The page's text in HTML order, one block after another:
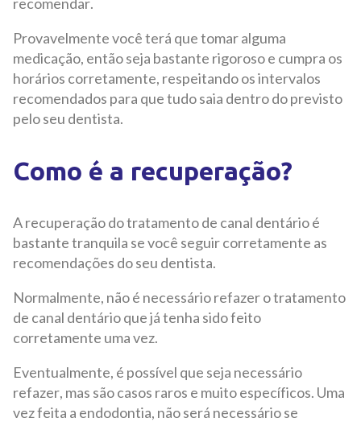
Provavelmente você terá que tomar alguma
medicação, então seja bastante rigoroso e cumpra os
horários corretamente, respeitando os intervalos
recomendados para que tudo saia dentro do previsto
pelo seu dentista.
Como é a recuperação?
A recuperação do tratamento de canal dentário é
bastante tranquila se você seguir corretamente as
recomendações do seu dentista.
Normalmente, não é necessário refazer o tratamento
de canal dentário que já tenha sido feito
corretamente uma vez.
Eventualmente, é possível que seja necessário
refazer, mas são casos raros e muito específicos. Uma
vez feita a endodontia, não será necessário se